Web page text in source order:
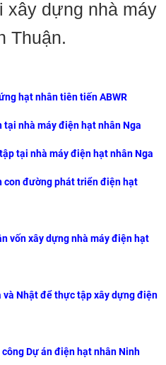
xây dựng nhà máy
Thuận.
hạt nhân tiên tiến ABWR
nhà máy điện hạt nhân Nga
tại nhà máy điện hạt nhân Nga
con đường phát triển điện hạt
vốn xây dựng nhà máy điện hạt
Nhật để thực tập xây dựng điện
Dự án điện hạt nhân Ninh